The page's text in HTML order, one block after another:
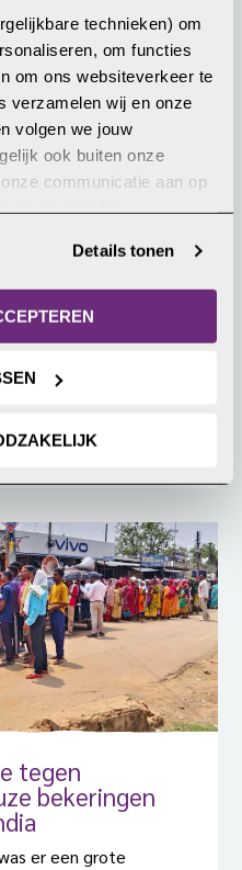
technieken) om
om functies
om ons websiteverkeer te
verzamelen wij en onze
volgen we jouw
ook buiten onze
communicatie aan op
we zo gerichte
ook altijd wijzigen
of intrekken. Meer uitleg vind je in onze
Details tonen
Jin Mingri vrij,
blijft nodig
hechtenis te hebben
Mingri van Zion
tegen
bekeringen
er een grote